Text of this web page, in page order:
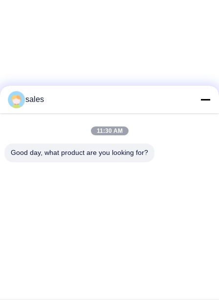
sales
11:30 AM
Good day, what product are you looking for?